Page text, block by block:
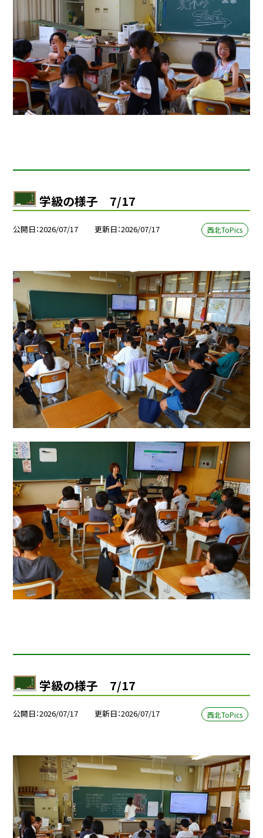
学級の様子 7/17
公開日 2026/07/17 更新日 2026/07/17 西北ToPics
学級の様子 7/17
公開日 2026/07/17 更新日 2026/07/17 西北ToPics